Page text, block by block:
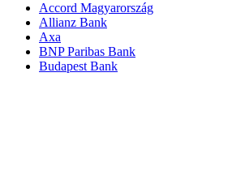
Accord Magyarország
Allianz Bank
Axa
BNP Paribas Bank
Budapest Bank